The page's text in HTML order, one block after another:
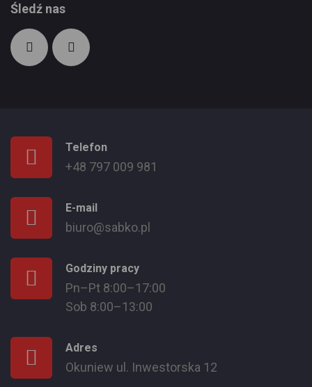
Śledź nas
Telefon
+48 797 009 981
E-mail
biuro@sabko.pl
Godziny pracy
Pn–Pt 8:00–17:00
Sob 8:00–13:00
Adres
Okuniew ul. Inwestorska 12